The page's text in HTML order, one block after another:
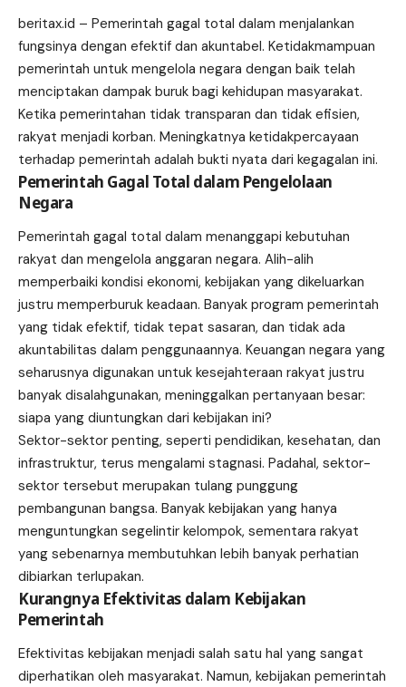
beritax.id – Pemerintah gagal total dalam menjalankan
fungsinya dengan efektif dan akuntabel. Ketidakmampuan
pemerintah untuk mengelola negara dengan baik telah
menciptakan dampak buruk bagi kehidupan masyarakat.
Ketika pemerintahan tidak transparan dan tidak efisien,
rakyat menjadi korban. Meningkatnya ketidakpercayaan
terhadap pemerintah adalah bukti nyata dari kegagalan ini.
Pemerintah Gagal Total dalam Pengelolaan
Negara
Pemerintah gagal total dalam menanggapi kebutuhan
rakyat dan mengelola anggaran negara. Alih-alih
memperbaiki kondisi ekonomi, kebijakan yang dikeluarkan
justru memperburuk keadaan. Banyak program pemerintah
yang tidak efektif, tidak tepat sasaran, dan tidak ada
akuntabilitas dalam penggunaannya. Keuangan negara yang
seharusnya digunakan untuk kesejahteraan rakyat justru
banyak disalahgunakan, meninggalkan pertanyaan besar:
siapa yang diuntungkan dari kebijakan ini?
Sektor-sektor penting, seperti pendidikan, kesehatan, dan
infrastruktur, terus mengalami stagnasi. Padahal, sektor-
sektor tersebut merupakan tulang punggung
pembangunan bangsa. Banyak kebijakan yang hanya
menguntungkan segelintir kelompok, sementara rakyat
yang sebenarnya membutuhkan lebih banyak perhatian
dibiarkan terlupakan.
Kurangnya Efektivitas dalam Kebijakan
Pemerintah
Efektivitas kebijakan menjadi salah satu hal yang sangat
diperhatikan oleh masyarakat. Namun, kebijakan pemerintah